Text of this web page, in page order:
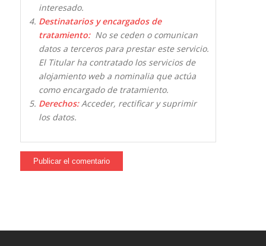
interesado.
Destinatarios y encargados de
tratamiento:No se ceden o comunican
datos a terceros para prestar este servicio.
El Titular ha contratado los servicios de
alojamiento web a nominalia que actúa
como encargado de tratamiento.
Derechos:Acceder, rectificar y suprimir
los datos.